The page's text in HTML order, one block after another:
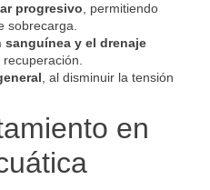
progresivo, permitiendo
sobrecarga.
y el drenaje
, al disminuir la tensión
en